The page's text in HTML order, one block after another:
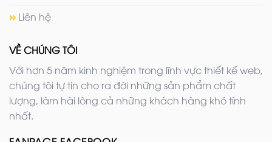
Liên hệ
VỀ CHÚNG TÔI
Với hơn 5 năm kinh nghiệm trong lĩnh vực thiết kế web,
chúng tôi tự tin cho ra đời những sản phẩm chất
lượng, làm hài lòng cả những khách hàng khó tính
nhất.